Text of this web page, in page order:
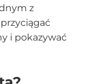
z
i pokazywać